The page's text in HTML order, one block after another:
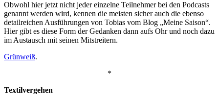
Obwohl hier jetzt nicht jeder einzelne Teilnehmer bei den Podcasts
genannt werden wird, kennen die meisten sicher auch die ebenso
detailreichen Ausführungen von Tobias vom Blog „Meine Saison“.
Hier gibt es diese Form der Gedanken dann aufs Ohr und noch dazu
im Austausch mit seinen Mitstreitern.
Grünweiß.
*
Textilvergehen